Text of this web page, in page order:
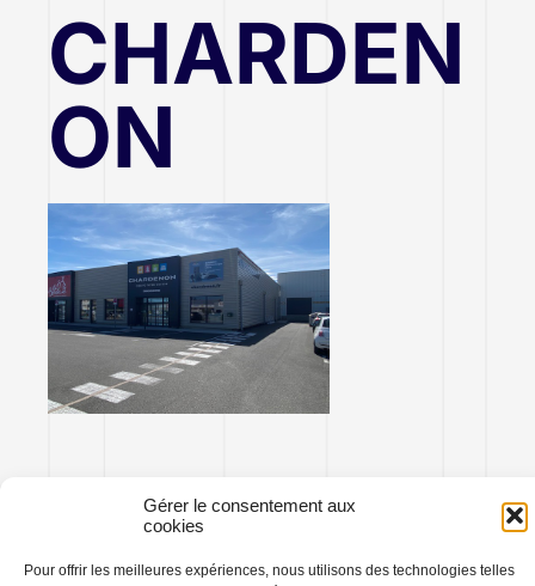
Gérer le consentement aux
cookies
Pour offrir les meilleures expériences, nous utilisons des technologies telles
CHARDEN
ON